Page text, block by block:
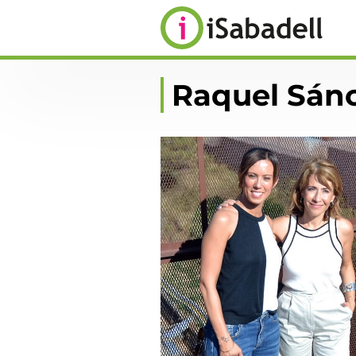
Raquel